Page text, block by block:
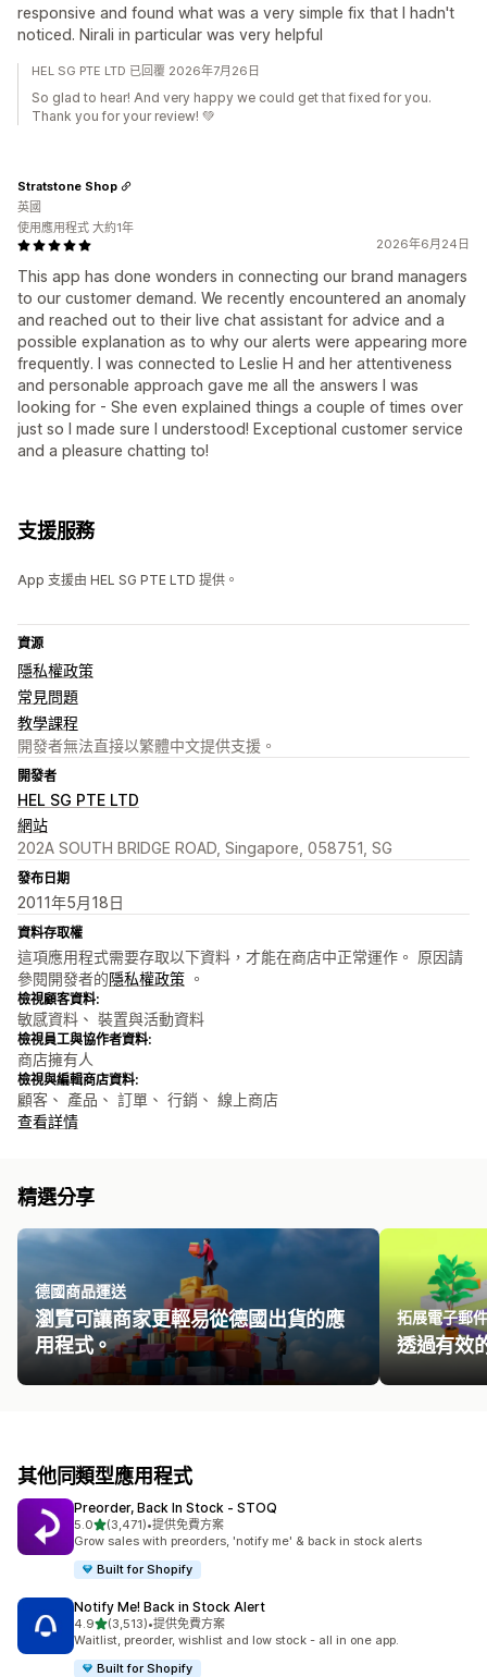
responsive and found what was a very simple fix that I hadn't
noticed. Nirali in particular was very helpful
HEL SG PTE LTD 已回覆 2026年7月26日
So glad to hear! And very happy we could get that fixed for you.
Thank you for your review! 💚
2026年6月24日
This app has done wonders in connecting our brand managers
to our customer demand. We recently encountered an anomaly
and reached out to their live chat assistant for advice and a
possible explanation as to why our alerts were appearing more
frequently. I was connected to Leslie H and her attentiveness
and personable approach gave me all the answers I was
looking for - She even explained things a couple of times over
just so I made sure I understood! Exceptional customer service
and a pleasure chatting to!
Stratstone Shop
英國
使用應用程式 大約1年
支援服務
App 支援由 HEL SG PTE LTD 提供。
資源
隱私權政策
常見問題
教學課程
開發者無法直接以繁體中文提供支援。
開發者
HEL SG PTE LTD
網站
202A SOUTH BRIDGE ROAD, Singapore, 058751, SG
發布日期
2011年5月18日
資料存取權
這項應用程式需要存取以下資料，才能在商店中正常運作。 原因請
參閱開發者的隱私權政策 。
檢視顧客資料:
敏感資料、 裝置與活動資料
檢視員工與協作者資料:
商店擁有人
檢視與編輯商店資料:
顧客、 產品、 訂單、 行銷、 線上商店
查看詳情
精選分享
德國商品運送
瀏覽可讓商家更輕易從德國出貨的應
用程式。
拓展電子郵
透過有效
其他同類型應用程式
Preorder, Back In Stock ‑ STOQ
5.0滿分 5 顆星
(3,471)
共有 3471 則評價
•提供免費方案
Grow sales with preorders, 'notify me' & back in stock alerts
Built for Shopify
Notify Me! Back in Stock Alert
4.9滿分 5 顆星
(3,513)
共有 3513 則評價
•提供免費方案
Waitlist, preorder, wishlist and low stock - all in one app.
Built for Shopify